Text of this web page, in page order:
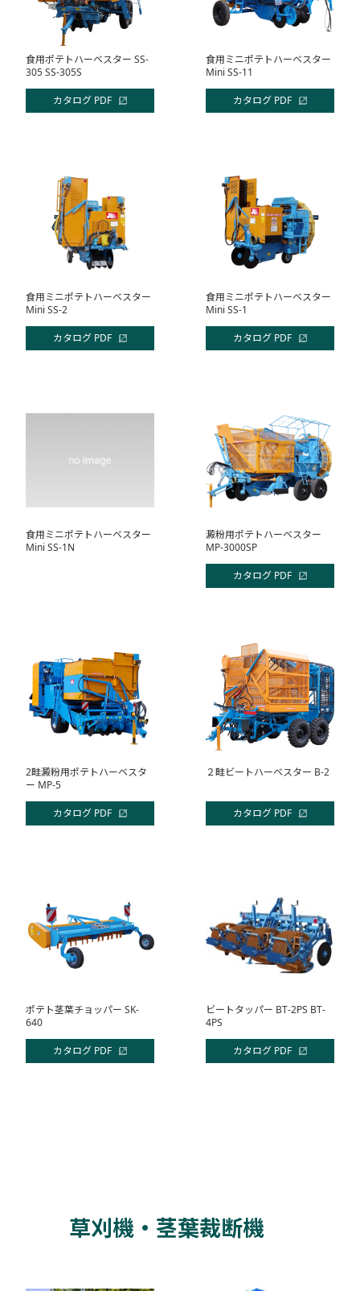
食用ポテトハーベスター SS-
305 SS-305S
カタログ PDF
食用ミニポテトハーベスター
Mini SS-11
カタログ PDF
食用ミニポテトハーベスター
Mini SS-2
カタログ PDF
食用ミニポテトハーベスター
Mini SS-1
カタログ PDF
食用ミニポテトハーベスター
Mini SS-1N
澱粉用ポテトハーベスター
MP-3000SP
カタログ PDF
2畦澱粉用ポテトハーベスタ
ー MP-5
カタログ PDF
２畦ビートハーベスター B-2
カタログ PDF
ポテト茎葉チョッパー SK-
640
カタログ PDF
ビートタッパー BT-2PS BT-
4PS
カタログ PDF
草刈機・茎葉裁断機